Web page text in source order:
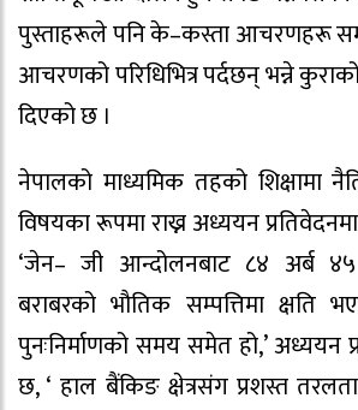
पुस्ताहरूले पनि के–कस्ता आचरणहरू
आचरणको परिधिभित्र पर्दछन् भन्ने
दिएको छ ।
नेपालको माध्यमिक तहको शिक्षामा
विषयका रूपमा राख्न अध्ययन
‘जेन– जी आन्दोलनबाट ८४ अर्ब
बराबरको भौतिक सम्पत्तिमा क्षति
पुनःनिर्माणको समय समेत हो,’ अध्ययन
छ, ‘ हाल बैंकिङ क्षेत्रसंग प्रशस्त